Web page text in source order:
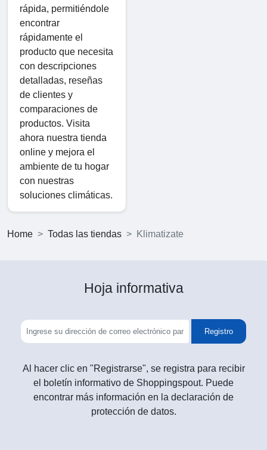
rápida, permitiéndole
encontrar
rápidamente el
producto que necesita
con descripciones
detalladas, reseñas
de clientes y
comparaciones de
productos. Visita
ahora nuestra tienda
online y mejora el
ambiente de tu hogar
con nuestras
soluciones climáticas.
Home Todas las tiendas Klimatizate
Hoja informativa
Registro
Al hacer clic en "Registrarse", se registra para recibir
el boletín informativo de Shoppingspout. Puede
encontrar más información en la declaración de
protección de datos.